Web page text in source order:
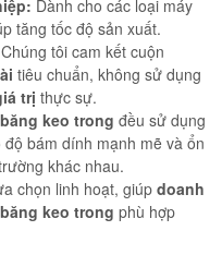
Dành cho các loại máy
tăng tốc độ sản xuất.
Chúng tôi cam kết cuộn
tiêu chuẩn, không sử dụng
trị thực sự.
băng keo trong đều sử dụng
bám dính mạnh mẽ và ổn
khác nhau.
chọn linh hoạt, giúp doanh
băng keo trong phù hợp